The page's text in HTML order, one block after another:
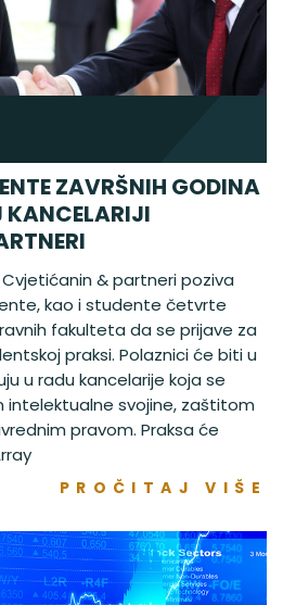
ZAVRŠNIH GODINA
& partneri poziva
kao i studente četvrte
fakulteta da se prijave za
praksi. Polaznici će biti u
u radu kancelarije koja se
svojine, zaštitom
pravom. Praksa će
PROČITAJ VIŠE